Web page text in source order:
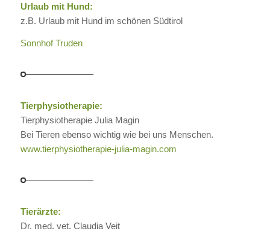
Urlaub mit Hund:
z.B. Urlaub mit Hund im schönen Südtirol
Sonnhof Truden
Tierphysiotherapie:
Tierphysiotherapie Julia Magin
Bei Tieren ebenso wichtig wie bei uns Menschen.
www.tierphysiotherapie-julia-magin.com
Tierärzte:
Dr. med. vet. Claudia Veit